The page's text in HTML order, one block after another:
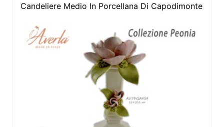
Candeliere Medio In Porcellana Di Capodimonte